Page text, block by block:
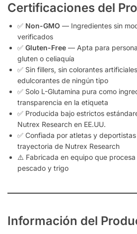
Certificaciones del
✅ Non-GMO — Ingredientes sin
verificados
✅ Gluten-Free — Apta para
gluten o celiaquía
✅ Sin fillers, sin colorantes
edulcorantes de ningún tipo
✅ Solo L-Glutamina pura como
transparencia en la etiqueta
✅ Producida bajo estrictos
Nutrex Research en EE.UU.
✅ Confiada por atletas y
trayectoria de Nutrex Research
⚠️ Fabricada en equipo que procesa
pescado y trigo
Información del